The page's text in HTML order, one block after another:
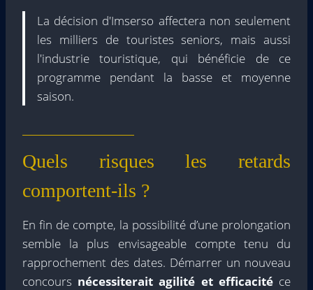
La décision d'Imserso affectera non seulement
les milliers de touristes seniors, mais aussi
l'industrie touristique, qui bénéficie de ce
programme pendant la basse et moyenne
saison.
Quels risques les retards
comportent-ils ?
En fin de compte, la possibilité d’une prolongation
semble la plus envisageable compte tenu du
rapprochement des dates. Démarrer un nouveau
concours nécessiterait agilité et efficacitéce